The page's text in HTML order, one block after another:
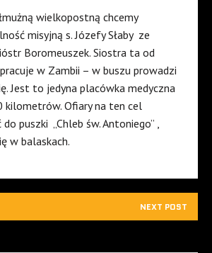
wielkopostną chcemy
misyjną s. Józefy Słaby ze
Boromeuszek. Siostra ta od
w Zambii – w buszu prowadzi
Jest to jedyna placówka medyczna
kilometrów. Ofiary na ten cel
do puszki „Chleb św. Antoniego” ,
w balaskach.
NEXT POST